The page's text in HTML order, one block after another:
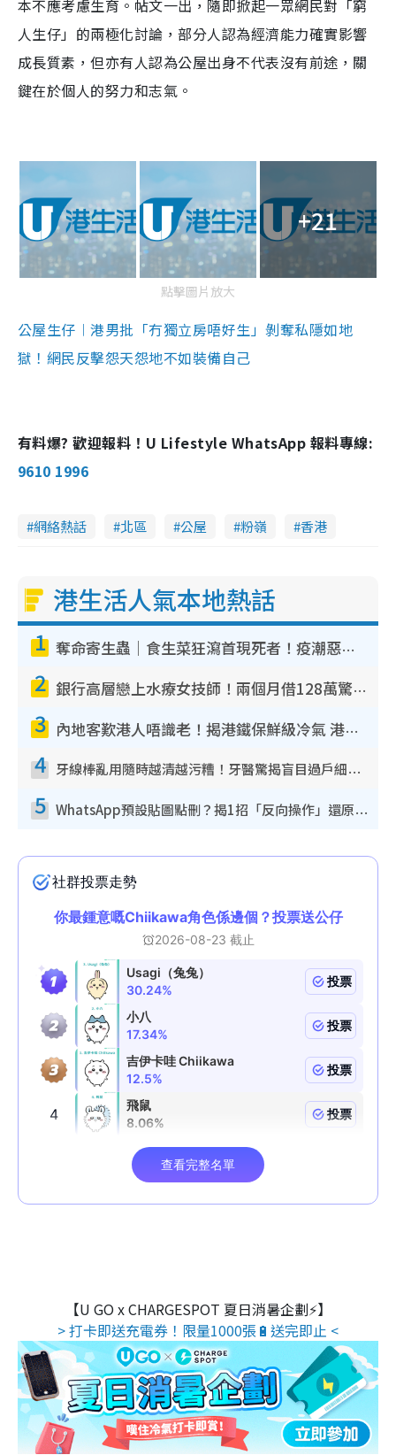
本不應考慮生育。帖文一出，隨即掀起一眾網民對「窮
人生仔」的兩極化討論，部分人認為經濟能力確實影響
成長質素，但亦有人認為公屋出身不代表沒有前途，關
鍵在於個人的努力和志氣。
+21
點擊圖片放大
公屋生仔︱港男批「冇獨立房唔好生」剝奪私隱如地
獄！網民反擊怨天怨地不如裝備自己
有料爆? 歡迎報料！U Lifestyle WhatsApp 報料專線:
9610 1996
網絡熱話 北區 公屋 粉嶺 香港
港生活人氣本地熱話
1 奪命寄生蟲｜食生菜狂瀉首現死者！疫潮惡化錄1.8萬宗病例 揭洗菜3大謬誤
2 銀行高層戀上水療女技師！兩個月借128萬驚覺「沉船」沉落火海 揭背後疑似邪教操控賣淫
3 內地客歎港人唔識老！揭港鐵保鮮級冷氣 港人求放過：咪投訴
4 牙線棒亂用隨時越清越污糟！牙醫驚揭盲目過戶細菌恐致蛀牙：呢種先係日常真保養
5 WhatsApp預設貼圖點刪？揭1招「反向操作」還原簡潔介面 附3步實測教學
【U GO x CHARGESPOT 夏日消暑企劃⚡】
> 打卡即送充電券！限量1000張🔋送完即止 <